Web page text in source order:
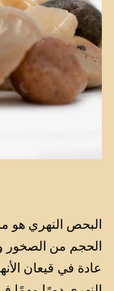
البحص النهري هو
الحجم من الصخور
عادة في قيعان